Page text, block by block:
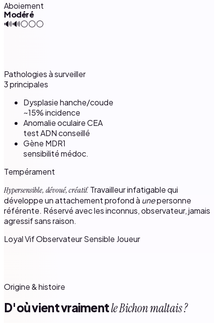
Aboiement
Modéré
🔊🔊⚪⚪⚪
Pathologies à surveiller
3 principales
Dysplasie hanche/coude
~15% incidence
Anomalie oculaire CEA
test ADN conseillé
Gène MDR1
sensibilité médoc.
Tempérament
Hypersensible, dévoué, créatif.Travailleur infatigable qui
développe un attachement profond à unepersonne
référente. Réservé avec les inconnus, observateur, jamais
agressif sans raison.
LoyalVifObservateurSensible Joueur
Origine & histoire
D'où vient vraimentle Bichon maltais ?